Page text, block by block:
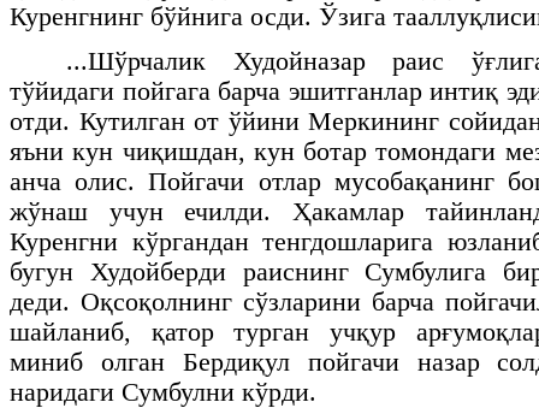
Куренгнинг бўйнига осди. Ўзига
...Шўрчалик Худойназар раис
тўйидаги пойгага барча эшитганлар интиқ
отди. Кутилган от ўйини Меркининг
яъни кун чиқишдан, кун ботар томондаги
анча олис. Пойгачи отлар мусобақанинг
жўнаш учун ечилди. Ҳакамлар
Куренгни кўргандан тенгдошларига
бугун Худойберди раиснинг Сумбулига
деди. Оқсоқолнинг сўзларини барча
шайланиб, қатор турган учқур
миниб олган Бердиқул пойгачи назар
наридаги Сумбулни кўрди.